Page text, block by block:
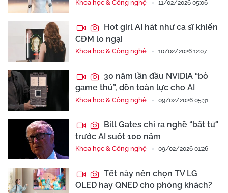
Khoa học & Công nghệ 11/02/2026 05:06
Hot girl AI hát như ca sĩ khiến
CĐM lo ngại
Khoa học & Công nghệ 10/02/2026 12:07
30 năm lần đầu NVIDIA “bỏ
game thủ”, dồn toàn lực cho AI
Khoa học & Công nghệ 09/02/2026 05:31
Bill Gates chỉ ra nghề “bất tử”
trước AI suốt 100 năm
Khoa học & Công nghệ 09/02/2026 01:26
Tết này nên chọn TV LG
OLED hay QNED cho phòng khách?